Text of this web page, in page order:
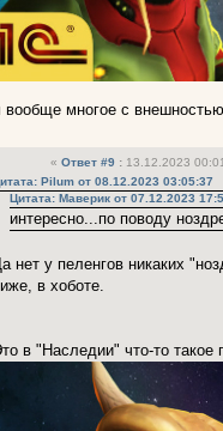
вообще многое с
« Ответ #9 : 13.12.2023
Pilum от 08.12.2023 03:05:37
Цитата: Маверик от 07.12.2023
интересно...по поводу
нет у пеленгов никаких
в хоботе.
в "Наследии" что-то